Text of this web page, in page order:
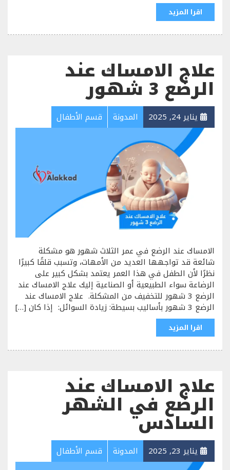
اقرا المزيد
علاج الامساك عند
الرضع 3 شهور
يناير 24, 2025 المدونة قسم الأطفال
الامساك عند الرضع في عمر الثلاث شهور هو مشكلة
شائعة قد تواجهها العديد من الأمهات، وتسبب قلقًا كبيرًا
نظرًا لأن الطفل في هذا العمر يعتمد بشكل كبير على
الرضاعة سواء الطبيعية أو الصناعية إليك علاج الامساك عند
الرضع 3 شهور للتخفيف من المشكلة. علاج الامساك عند
الرضع 3 شهور بأساليب بسيطة: زيادة السوائل: إذا كان […]
اقرا المزيد
علاج الامساك عند
الرضع في الشهر
السادس
يناير 23, 2025 المدونة قسم الأطفال